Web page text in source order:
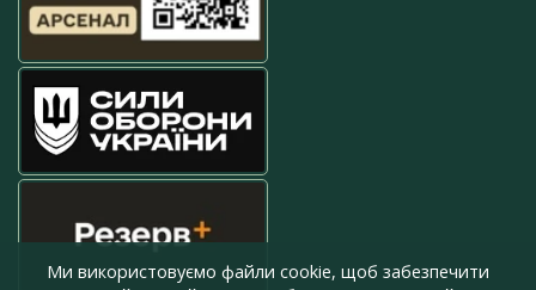
Ми використовуємо файли cookie, щоб забезпечити